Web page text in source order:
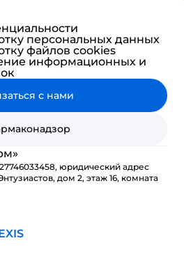
персональных данных
файлов cookies
информационных и
с нами
юридический адрес
дом 2, этаж 16, комната
XIS